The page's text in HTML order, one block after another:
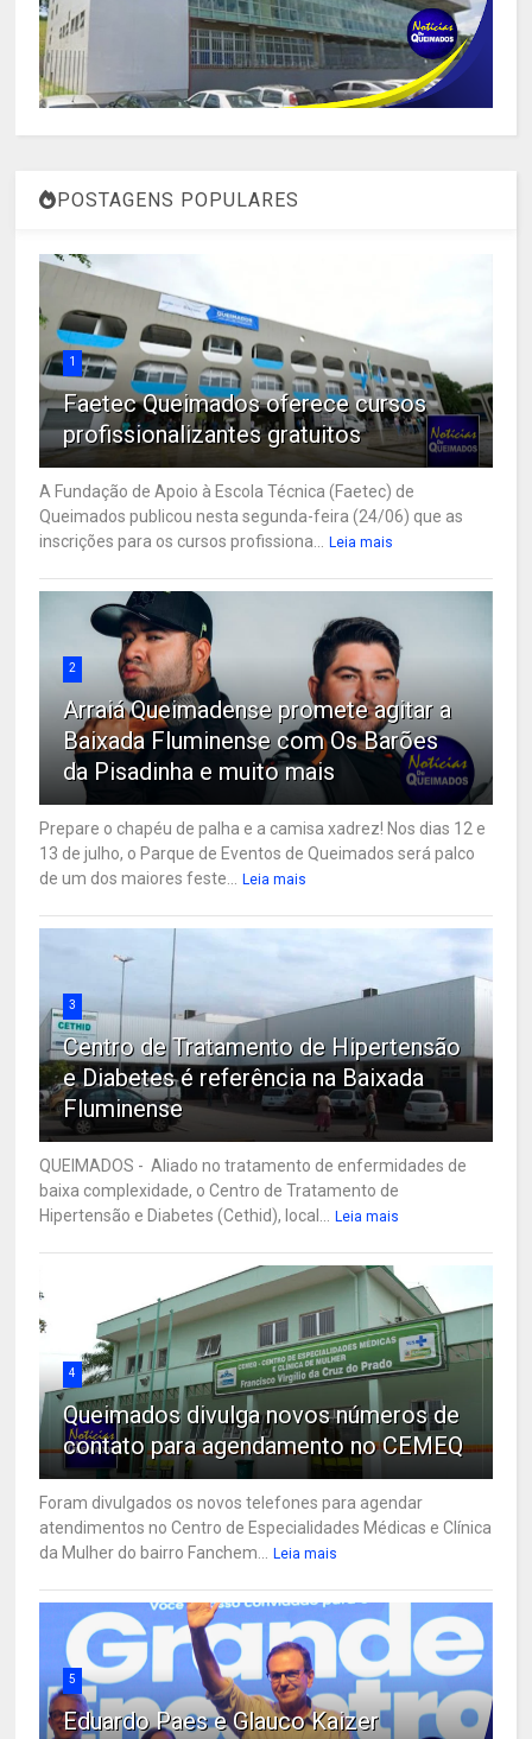
POSTAGENS POPULARES
1
Faetec Queimados oferece cursos
profissionalizantes gratuitos
A Fundação de Apoio à Escola Técnica (Faetec) de
Queimados publicou nesta segunda-feira (24/06) que as
inscrições para os cursos profissiona...
Leia mais
2
Arraiá Queimadense promete agitar a
Baixada Fluminense com Os Barões
da Pisadinha e muito mais
Prepare o chapéu de palha e a camisa xadrez! Nos dias 12 e
13 de julho, o Parque de Eventos de Queimados será palco
de um dos maiores feste...
Leia mais
3
Centro de Tratamento de Hipertensão
e Diabetes é referência na Baixada
Fluminense
QUEIMADOS - Aliado no tratamento de enfermidades de
baixa complexidade, o Centro de Tratamento de
Hipertensão e Diabetes (Cethid), local...
Leia mais
4
Queimados divulga novos números de
contato para agendamento no CEMEQ
Foram divulgados os novos telefones para agendar
atendimentos no Centro de Especialidades Médicas e Clínica
da Mulher do bairro Fanchem...
Leia mais
5
Eduardo Paes e Glauco Kaizer